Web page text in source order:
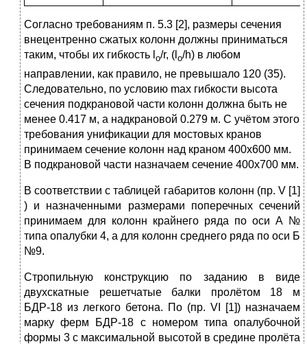
Согласно требованиям п. 5.3 [2], размеры сечения
внецентренно сжатых колонн должны приниматься
таким, чтобы их гибкость l o/r, (l o/h) в любом
направлении, как правило, не превышало 120 (35).
Следовательно, по условию max гибкости высота
сечения подкрановой части колонн должна быть не
менее 0.417 м, а надкрановой 0.279 м. С учётом этого
требования унификации для мостовых кранов
принимаем сечение колонн над краном 400x600 мм.
В подкрановой части назначаем сечение 400x700 мм.
В соответствии с таблицей габаритов колонн (пр. V [1]
) и назначенными размерами поперечных сечений
принимаем для колонн крайнего ряда по оси А №
типa опалубки 4, а для колонн среднего ряда по оси Б
№9.
Стропильную конструкцию по заданию в виде
двухскатные решетчатые балки пролётом 18 м
БДР-18 из легкого бетона. По (пр. VI [1]) назначаем
марку ферм БДР-18 с номером типа опалубочной
формы 3 с максимальной высотой в средине пролёта